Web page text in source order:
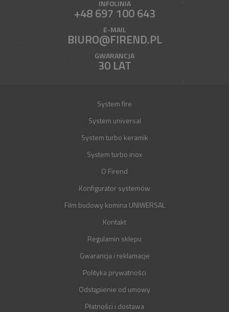
INFOLINIA
+48 697 100 643
E-MAIL
BIURO@FIREND.PL
GWARANCJA
30 LAT
System fire
System universal
System turbo keramik
System turbo inox
O Firend
Konfigurator systemów
Film budowy komina UNIWERSAL
Kontakt
Regulamin sklepu
Gwarancja i reklamacje
Polityka prywatności
Odstąpienie od umowy
Płatności i dostawa